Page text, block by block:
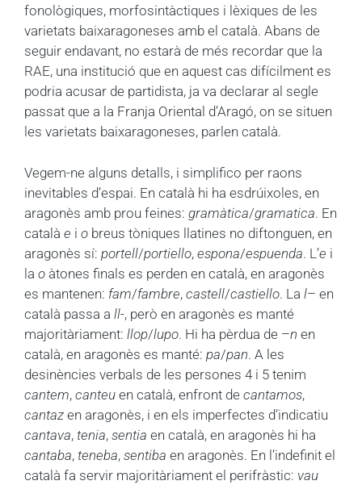
fonològiques, morfosintàctiques i lèxiques de les
varietats baixaragoneses amb el català. Abans de
seguir endavant, no estarà de més recordar que la
RAE, una institució que en aquest cas difícilment es
podria acusar de partidista, ja va declarar al segle
passat que a la Franja Oriental d’Aragó, on se situen
les varietats baixaragoneses, parlen català.
Vegem-ne alguns detalls, i simplifico per raons
inevitables d’espai. En català hi ha esdrúixoles, en
aragonès amb prou feines: gramàtica/gramatica. En
català e i o breus tòniques llatines no diftonguen, en
aragonès sí: portell/portiello, espona/espuenda. L’e i
la o àtones finals es perden en català, en aragonès
es mantenen: fam/fambre, castell/castiello. La l– en
català passa a ll-, però en aragonès es manté
majoritàriament: llop/lupo. Hi ha pèrdua de –n en
català, en aragonès es manté: pa/pan. A les
desinències verbals de les persones 4 i 5 tenim
cantem, canteu en català, enfront de cantamos,
cantaz en aragonès, i en els imperfectes d’indicatiu
cantava, tenia, sentia en català, en aragonès hi ha
cantaba, teneba, sentiba en aragonès. En l’indefinit el
català fa servir majoritàriament el perifràstic: vau